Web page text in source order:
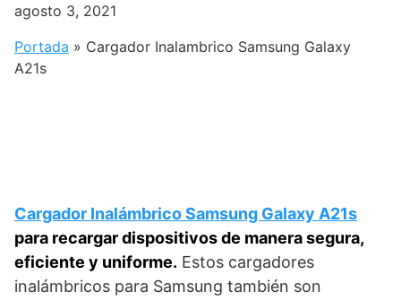
agosto 3, 2021
Portada » Cargador Inalambrico Samsung Galaxy
A21s
Cargador Inalámbrico Samsung Galaxy A21s
para recargar dispositivos de manera segura,
eficiente y uniforme. Estos cargadores
inalámbricos para Samsung también son